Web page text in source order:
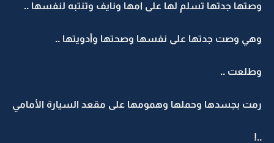
وصتها جدتها تسلم لها على امها ونايف وتنتبه لنفسها ..
وهي وصت جدتها على نفسها وصحتها وأدويتها ..
وطلعت ..
رمت بجسدها وحملها وهمومها على مقعد السيارة الأمامي
..!